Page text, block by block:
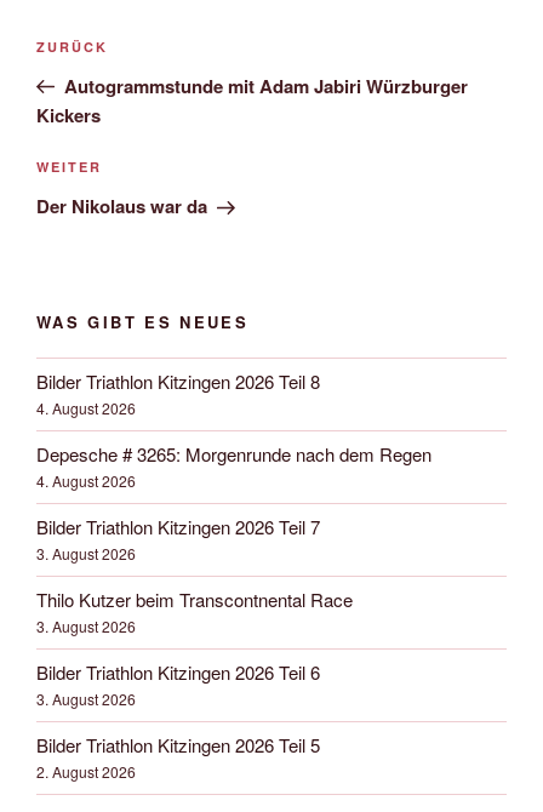
Beitrags-
Vorheriger
Beitrag
ZURÜCK
Autogrammstunde mit Adam Jabiri Würzburger
Kickers
Nächster
Beitrag
WEITER
Der Nikolaus war da
WAS GIBT ES NEUES
Bilder Triathlon Kitzingen 2026 Teil 8
4. August 2026
Depesche # 3265: Morgenrunde nach dem Regen
4. August 2026
Bilder Triathlon Kitzingen 2026 Teil 7
3. August 2026
Thilo Kutzer beim Transcontnental Race
3. August 2026
Bilder Triathlon Kitzingen 2026 Teil 6
3. August 2026
Bilder Triathlon Kitzingen 2026 Teil 5
2. August 2026